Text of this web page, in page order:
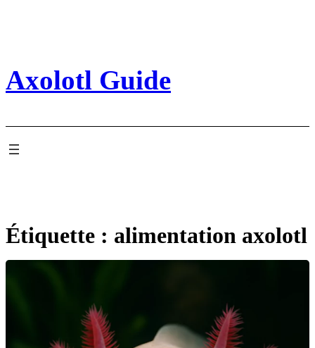
Axolotl Guide
Étiquette : alimentation axolotl